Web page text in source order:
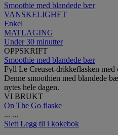
Smoothie med blandede bær
VANSKELIGHET
Enkel
MATLAGING
Under 30 minutter
OPPSKRIFT
Smoothie med blandede bær
Fyll Le Creuset-drikkeflasken
Denne smoothien med blandede
nytes hele dagen.
VI BRUKT
On The Go flaske
... ...
Slett Legg til i kokebok